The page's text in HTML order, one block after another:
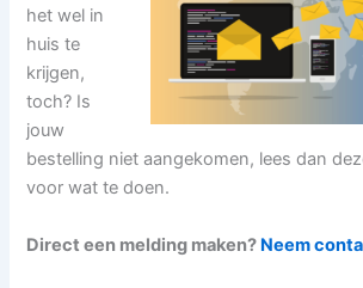
het wel in
huis te
krijgen,
toch? Is
jouw
bestelling niet aangekomen, lees dan
voor wat te doen.
Direct een melding maken? Neem